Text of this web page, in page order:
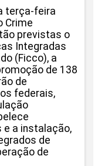
terça-feira
Crime
previstas o
Integradas
(Ficco), a
de 138
de
federais,
a instalação,
de
de